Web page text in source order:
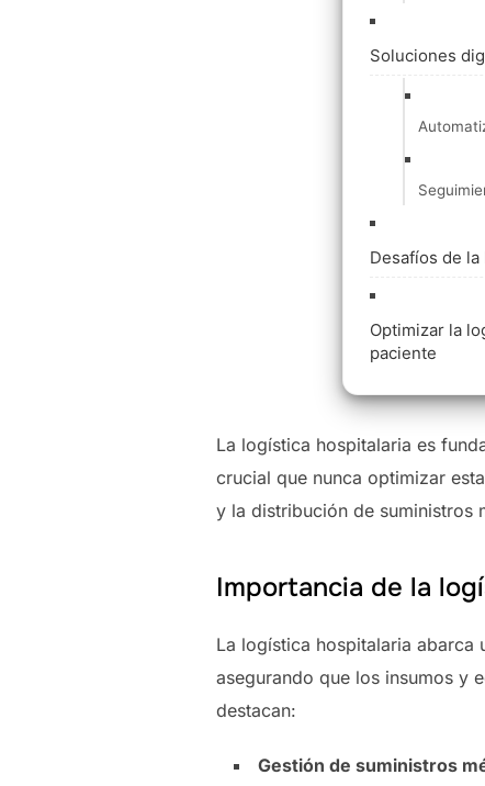
Soluciones
Desafíos de
Optimizar la
paciente
La logística hospitalaria es
crucial que nunca optimizar
y la distribución de suministros
Importancia de la
La logística hospitalaria abarca
asegurando que los insumos y
destacan:
Gestión de suministros